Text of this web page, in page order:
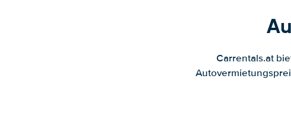
Carrentals.at